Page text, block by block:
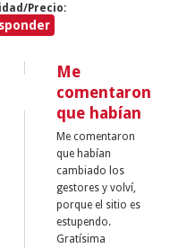
Precio:
Me
comentaron
que habían
Me comentaron
que habían
cambiado los
gestores y volví,
porque el sitio es
estupendo.
Gratísima